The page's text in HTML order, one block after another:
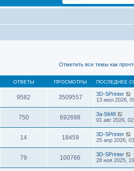
Отметить все темы как
ОТВЕТЫ ПРОСМОТРЫ ПОСЛЕДНЕЕ
9582 3509557
3D-SPrinter
13 июл 2026,
750 692698
3a-5648
01 авг 2026,
14 18459
3D-SPrinter
25 апр 2026,
79 100766
3D-SPrinter
28 ноя 2025,